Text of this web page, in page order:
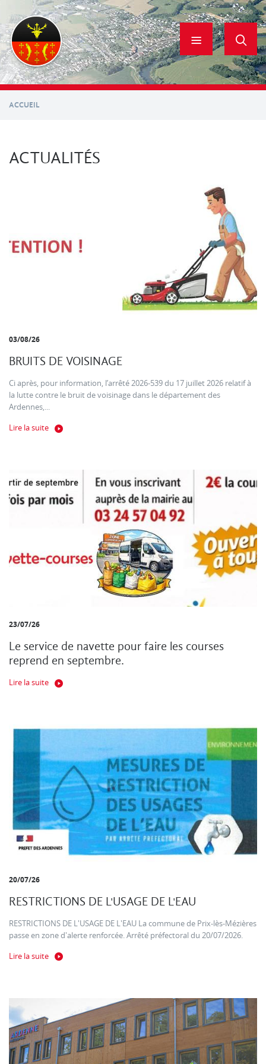
contenu
principal
ACCUEIL
ACTUALITÉS
03/08/26
BRUITS DE VOISINAGE
Ci après, pour information, l’arrêté 2026-539 du 17 juillet 2026 relatif à
la lutte contre le bruit de voisinage dans le département des
Ardennes,...
Lire la suite
23/07/26
Le service de navette pour faire les courses
reprend en septembre.
Lire la suite
20/07/26
RESTRICTIONS DE L'USAGE DE L'EAU
RESTRICTIONS DE L'USAGE DE L'EAU La commune de Prix-lès-Mézières
passe en zone d'alerte renforcée. Arrêté préfectoral du 20/07/2026.
Lire la suite